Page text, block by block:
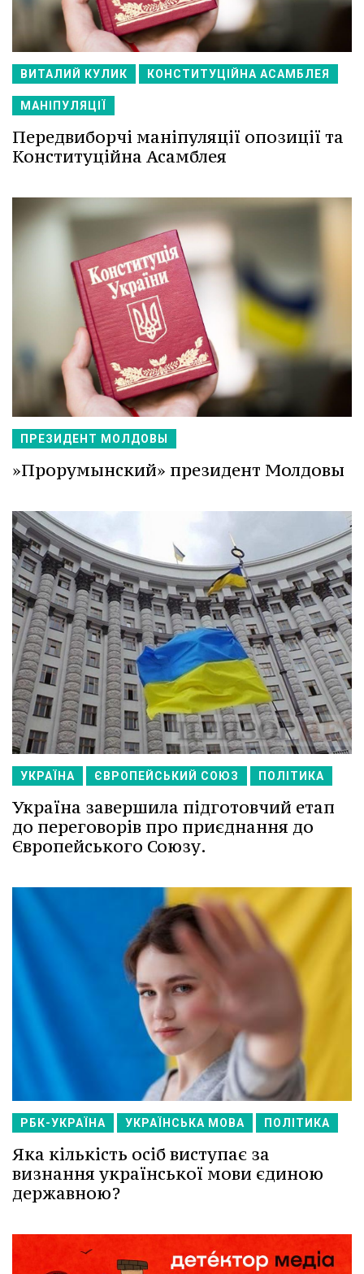
ВИТАЛИЙ КУЛИК КОНСТИТУЦІЙНА АСАМБЛЕЯ
МАНІПУЛЯЦІЇ
Передвиборчі маніпуляції опозиції та
Конституційна Асамблея
ПРЕЗИДЕНТ МОЛДОВЫ
»Прорумынский» президент Молдовы
УКРАЇНА ЄВРОПЕЙСЬКИЙ СОЮЗ ПОЛІТИКА
Україна завершила підготовчий етап
до переговорів про приєднання до
Європейського Союзу.
РБК-УКРАЇНА УКРАЇНСЬКА МОВА ПОЛІТИКА
Яка кількість осіб виступає за
визнання української мови єдиною
державною?